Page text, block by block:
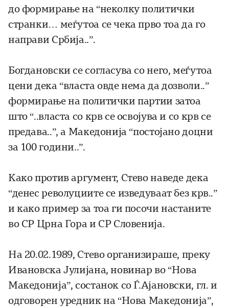
до формирање на “неколку политички
странки… меѓутоа се чека прво тоа да го
направи Србија..”.
Богдановски се согласува со него, меѓутоа
цени дека “власта овде нема да дозволи..”
формирање на политички партии затоа
што “..власта со крв се освојува и со крв се
предава..”, а Македонија “постојано доцни
за 100 години..”.
Како против аргумент, Стево наведе дека
“денес револуциите се изведуваат без крв..”
и како пример за тоа ги посочи настаните
во СР Црна Гора и СР Словенија.
На 20.02.1989, Стево организираше, преку
Ивановска Јулијана, новинар во “Нова
Македонија”, состанок со Ѓ.Ајановски, гл. и
одговорен уредник на “Нова Македонија”,